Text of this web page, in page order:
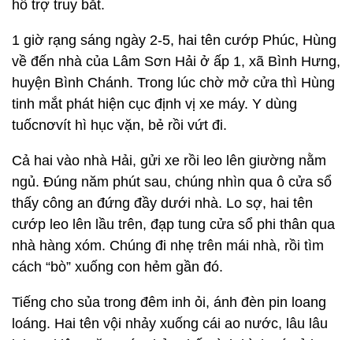
hỗ trợ truy bắt.
1 giờ rạng sáng ngày 2-5, hai tên cướp Phúc, Hùng
về đến nhà của Lâm Sơn Hải ở ấp 1, xã Bình Hưng,
huyện Bình Chánh. Trong lúc chờ mở cửa thì Hùng
tinh mắt phát hiện cục định vị xe máy. Y dùng
tuốcnơvít hì hục vặn, bẻ rồi vứt đi.
Cả hai vào nhà Hải, gửi xe rồi leo lên giường nằm
ngủ. Đúng năm phút sau, chúng nhìn qua ô cửa sổ
thấy công an đứng đầy dưới nhà. Lo sợ, hai tên
cướp leo lên lầu trên, đạp tung cửa sổ phi thân qua
nhà hàng xóm. Chúng đi nhẹ trên mái nhà, rồi tìm
cách “bò” xuống con hẻm gần đó.
Tiếng cho sủa trong đêm inh ỏi, ánh đèn pin loang
loáng. Hai tên vội nhảy xuống cái ao nước, lâu lâu